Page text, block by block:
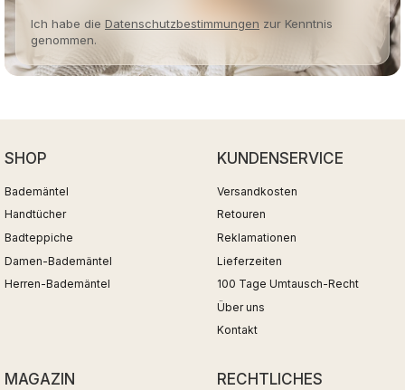
Ich habe die Datenschutzbestimmungen zur Kenntnis
genommen.
SHOP
Bademäntel
Handtücher
Badteppiche
Damen-Bademäntel
Herren-Bademäntel
KUNDENSERVICE
Versandkosten
Retouren
Reklamationen
Lieferzeiten
100 Tage Umtausch-Recht
Über uns
Kontakt
MAGAZIN RECHTLICHES